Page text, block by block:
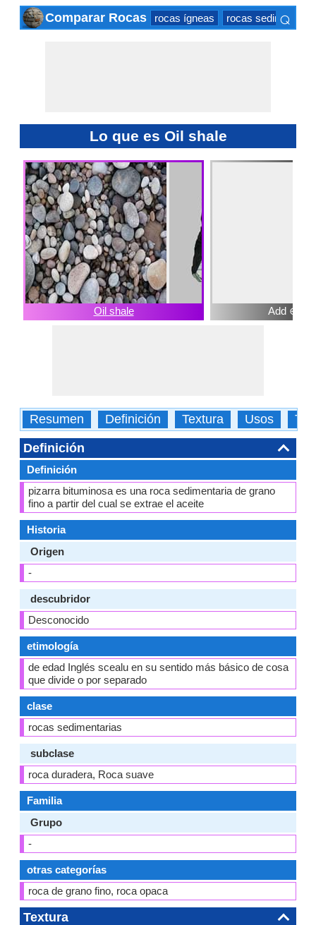
Comparar Rocas rocas ígneas rocas ⌕
Lo que es Oil shale
Oil shale Add ⊕
Resumen Definición Textura Usos
Definición
Definición
pizarra bituminosa es una roca sedimentaria de grano
fino a partir del cual se extrae el aceite
Historia
Origen
-
descubridor
Desconocido
etimología
de edad Inglés scealu en su sentido más básico de cosa
que divide o por separado
clase
rocas sedimentarias
subclase
roca duradera, Roca suave
Familia
Grupo
-
otras categorías
roca de grano fino, roca opaca
Textura